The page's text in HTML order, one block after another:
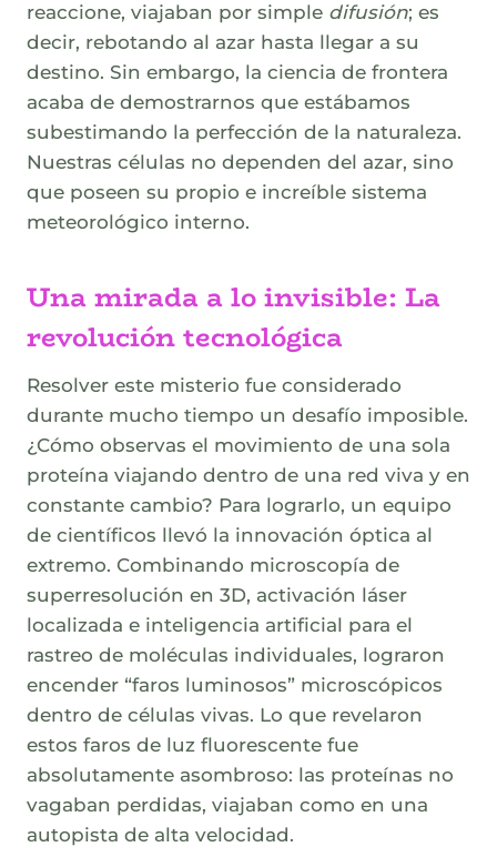
reaccione, viajaban por simple difusión; es
decir, rebotando al azar hasta llegar a su
destino. Sin embargo, la ciencia de frontera
acaba de demostrarnos que estábamos
subestimando la perfección de la naturaleza.
Nuestras células no dependen del azar, sino
que poseen su propio e increíble sistema
meteorológico interno.
Una mirada a lo invisible: La
revolución tecnológica
Resolver este misterio fue considerado
durante mucho tiempo un desafío imposible.
¿Cómo observas el movimiento de una sola
proteína viajando dentro de una red viva y en
constante cambio? Para lograrlo, un equipo
de científicos llevó la innovación óptica al
extremo. Combinando microscopía de
superresolución en 3D, activación láser
localizada e inteligencia artificial para el
rastreo de moléculas individuales, lograron
encender “faros luminosos” microscópicos
dentro de células vivas. Lo que revelaron
estos faros de luz fluorescente fue
absolutamente asombroso: las proteínas no
vagaban perdidas, viajaban como en una
autopista de alta velocidad.